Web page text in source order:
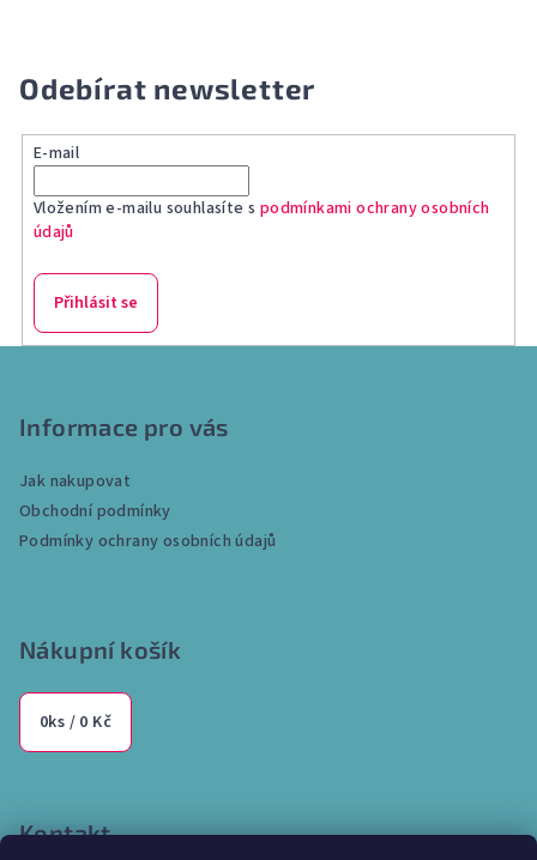
á
d
a
p
v
Odebírat newsletter
E-mail
Vložením e-mailu souhlasíte s podmínkami ochrany osobních
údajů
Přihlásit se
Informace pro vás
Jak nakupovat
Obchodní podmínky
Podmínky ochrany osobních údajů
Nákupní košík
0ks / 0 Kč
Kontakt